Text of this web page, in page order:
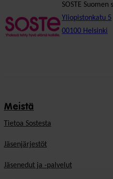
SOSTE
Yliopistonkatu 5
00100 Helsinki
Meistä
Tietoa Sostesta
Jäsenjärjestöt
Jäsenedut ja -palvelut